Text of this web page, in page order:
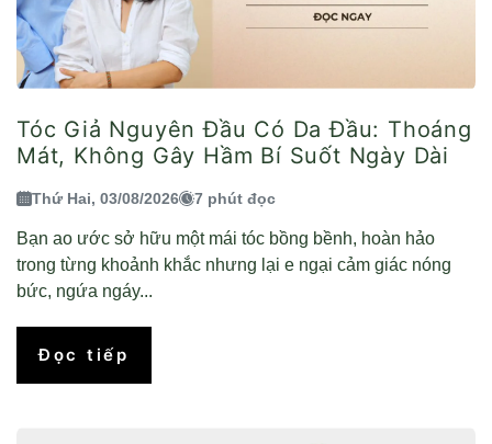
Tóc Giả Nguyên Đầu Có Da Đầu: Thoáng
Mát, Không Gây Hầm Bí Suốt Ngày Dài
Thứ Hai, 03/08/2026 7 phút đọc
Bạn ao ước sở hữu một mái tóc bồng bềnh, hoàn hảo
trong từng khoảnh khắc nhưng lại e ngại cảm giác nóng
bức, ngứa ngáy...
Đọc tiếp